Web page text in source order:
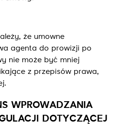
że umowne
agenta do prowizji po
nie może być mniej
z przepisów prawa,
WPROWADZANIA
DOTYCZĄCEJ